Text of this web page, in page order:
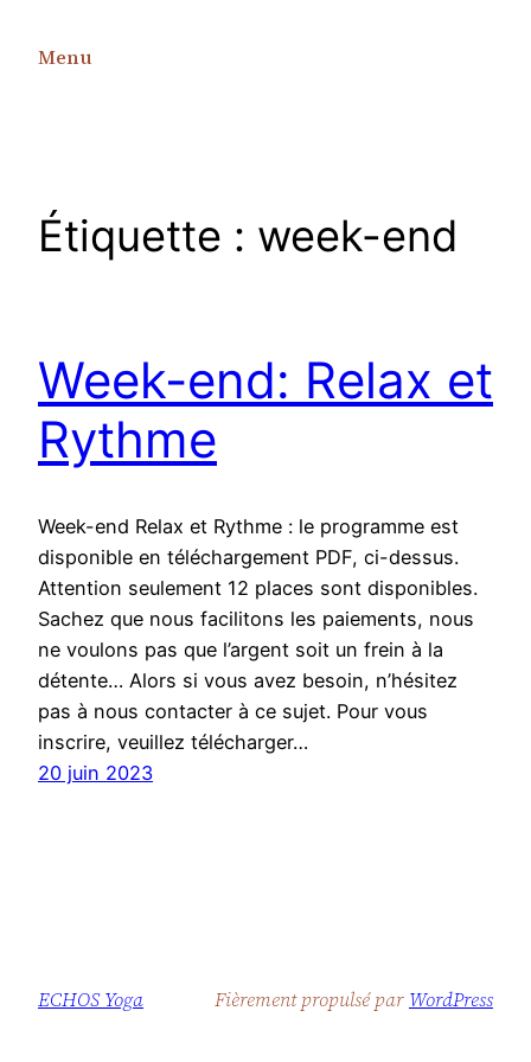
Menu
Étiquette : week-end
Week-end: Relax et
Rythme
Week-end Relax et Rythme : le programme est
disponible en téléchargement PDF, ci-dessus.
Attention seulement 12 places sont disponibles.
Sachez que nous facilitons les paiements, nous
ne voulons pas que l’argent soit un frein à la
détente… Alors si vous avez besoin, n’hésitez
pas à nous contacter à ce sujet. Pour vous
inscrire, veuillez télécharger…
20 juin 2023
ECHOS Yoga Fièrement propulsé par WordPress